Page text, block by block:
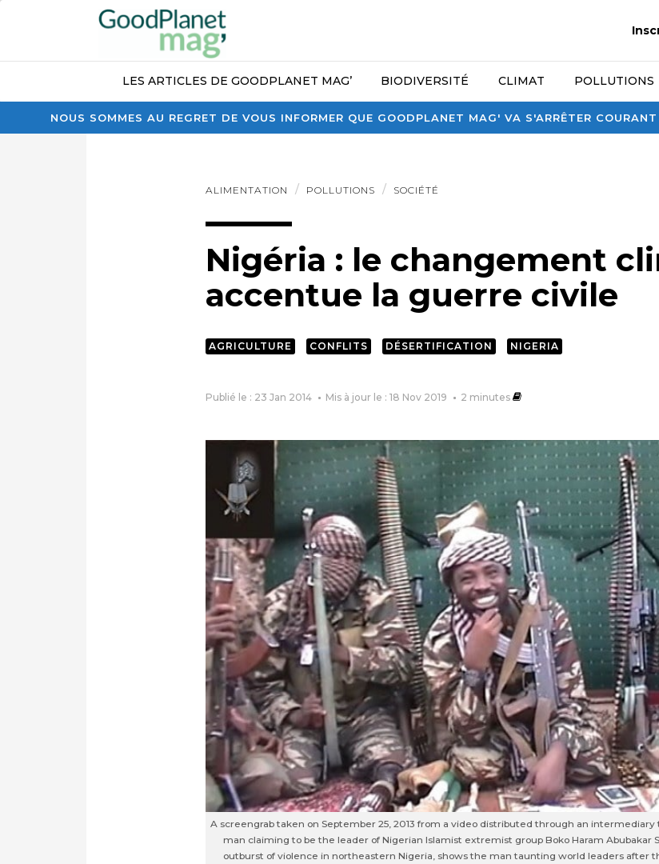
NOUS SOMMES AU REGRET DE VOUS INFORMER QUE GOODPLANET MAG' VA S'ARRÊTER
LES ARTICLES DE GOODPLANET MAG’ BIODIVERSITÉ CLIMAT POLLUTIONS
ALIMENTATION POLLUTIONS SOCIÉTÉ
Nigéria : le changement
accentue la guerre civile
AGRICULTURE CONFLITS DÉSERTIFICATION NIGERIA
Publié le : 23 Jan 2014 Mis à jour le : 18 Nov 2019 2 minutes
A screengrab taken on September 25, 2013 from a video distributed through an intermediary
man claiming to be the leader of Nigerian Islamist extremist group Boko Haram Abubakar
outburst of violence in northeastern Nigeria, shows the man taunting world leaders after